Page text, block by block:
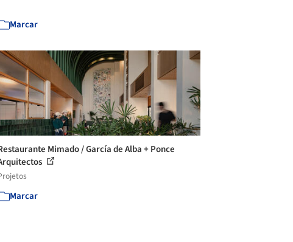
Marcar
Mimado / García de Alba + Ponce
Marcar